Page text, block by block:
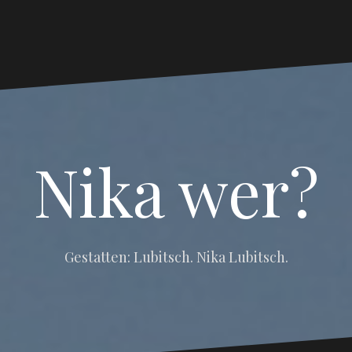
Nika wer?
Gestatten: Lubitsch. Nika Lubitsch.